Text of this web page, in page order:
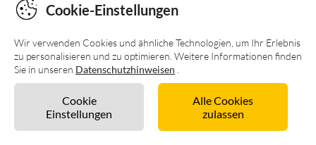
Unverbindlich anfragen
Cookie-Einstellungen
Wir verwenden Cookies und ähnliche Technologien, um Ihr Erlebnis
zu personalisieren und zu optimieren. Weitere Informationen finden
Sie in unseren Datenschutzhinweisen
Cookie
Einstellungen
Alle Cookies
zulassen